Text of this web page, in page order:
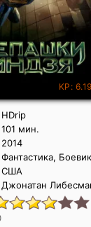
HDrip
101 мин.
2014
Фантастика, Боевик
США
Джонатан
)